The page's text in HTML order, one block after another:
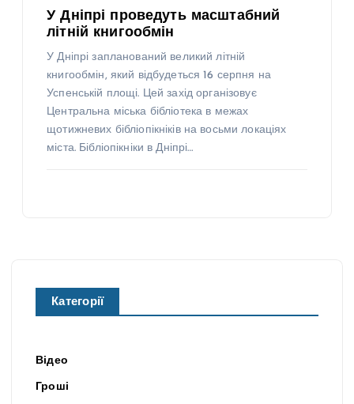
У Дніпрі проведуть масштабний
літній книгообмін
У Дніпрі запланований великий літній
книгообмін, який відбудеться 16 серпня на
Успенській площі. Цей захід організовує
Центральна міська бібліотека в межах
щотижневих бібліопікніків на восьми локаціях
міста. Бібліопікніки в Дніпрі…
Категорії
Відео
Гроші